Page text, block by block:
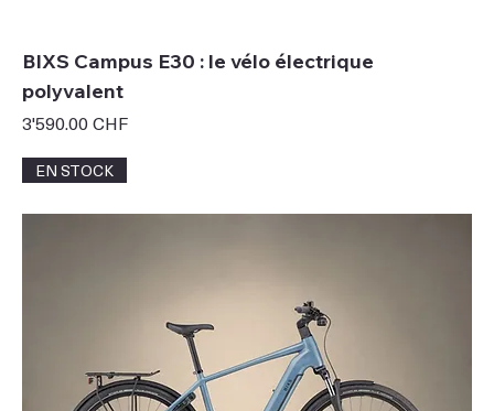
BIXS Campus E30 : le vélo électrique
polyvalent
Prix
3'590.00 CHF
EN STOCK